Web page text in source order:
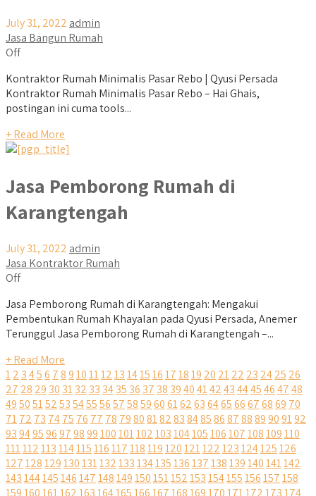
July 31, 2022 admin
Jasa Bangun Rumah
Off
Kontraktor Rumah Minimalis Pasar Rebo | Qyusi Persada
Kontraktor Rumah Minimalis Pasar Rebo – Hai Ghais,
postingan ini cuma tools...
+ Read More
Jasa Pemborong Rumah di
Karangtengah
July 31, 2022 admin
Jasa Kontraktor Rumah
Off
Jasa Pemborong Rumah di Karangtengah: Mengakui
Pembentukan Rumah Khayalan pada Qyusi Persada, Anemer
Terunggul Jasa Pemborong Rumah di Karangtengah –...
+ Read More
12 3456 78910111213141516171819 20 2122 23 2425 26
27 28 29 30 3132 33 3435 36 37 38 39404142434445464748
495051525354555657585960616263646566676869 70
7172 73 7475 76 77 78 7980818283848586878889909192
93949596979899100101102103104105106107108109110
111112113114115116117118119120121122123124125126
127128129130131132133134135136137138139140141142
143144145146147148149150151152153154155156157158